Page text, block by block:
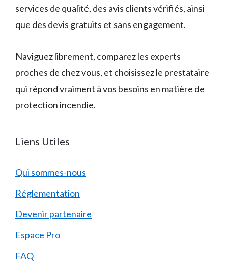
services de qualité, des avis clients vérifiés, ainsi
que des devis gratuits et sans engagement.
Naviguez librement, comparez les experts
proches de chez vous, et choisissez le prestataire
qui répond vraiment à vos besoins en matière de
protection incendie.
Liens Utiles
Qui sommes-nous
Réglementation
Devenir partenaire
Espace Pro
FAQ